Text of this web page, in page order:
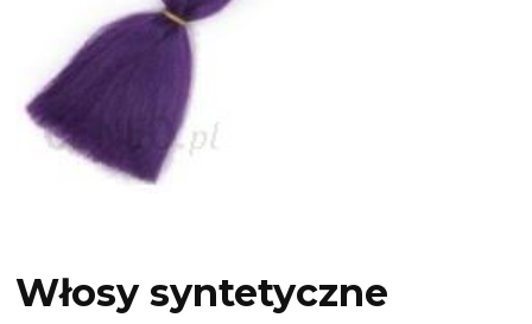
Włosy syntetyczne